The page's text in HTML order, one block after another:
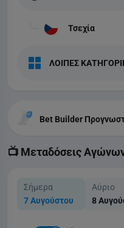
Τσεχία
ΛΟΙΠΕΣ
Bet Builder
📺 Μεταδόσεις
Σήμερα
7 Αυγούστου
Αύριο
8